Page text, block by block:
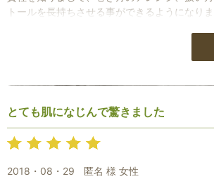
トールを長持ちさせる事ができるようになりま
とても肌になじんで驚きました
2018・08・29 匿名 様 女性